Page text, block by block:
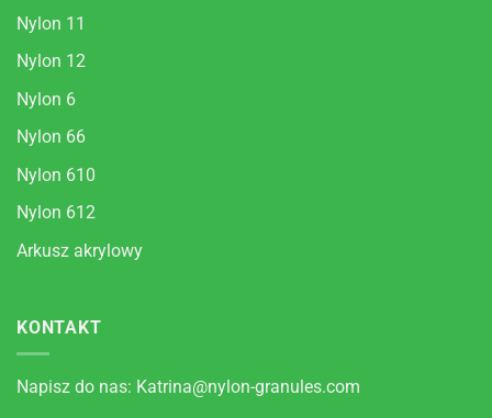
Nylon 11
Nylon 12
Nylon 6
Nylon 66
Nylon 610
Nylon 612
Arkusz akrylowy
KONTAKT
Napisz do nas: Katrina@nylon-granules.com